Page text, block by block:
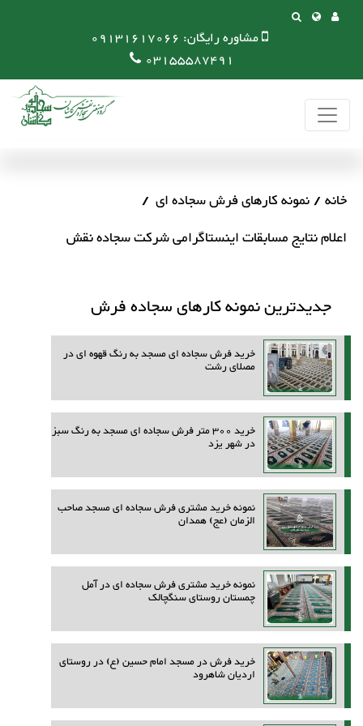
مشاوره رایگان: 09131617066
03155587491
خانه نمونه کارهای فرش سجاده ای
اعلام نتایج مسابقات اینستاگرامی شرکت سجاده نقش
جدیدترین نمونه کارهای سجاده فرش
خرید فرش سجاده ای مسجد به رنگ قهوه ای در
مصلای رشت
خرید 300 متر فرش سجاده ای مسجد به رنگ سبز
در شهر یزد
نمونه خرید مشتری فرش سجاده ای مسجد صاحب
الزمان (عج) همدان
نمونه خرید مشتری فرش سجاده ای در آمل
چمستان روستای سنگچالک
خرید فرش در مسجد امام حسین (ع) در روستای
اردیان شاهرود